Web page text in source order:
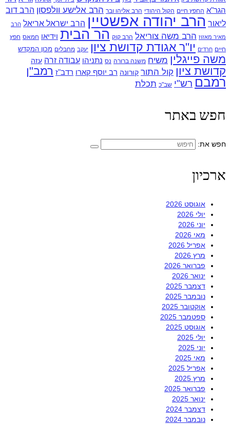
הגר"א החפץ חיים הקול היהודי הרב אליהו ובר הרב אלישע וולפסון הרב דוב
ליאור הרב יהודה אפשטיין הרב ישראל אריאל הרב
מאיר מאזוז הרב משה צוריאל הרב קוק הר הבית וידיאו חמאס חפץ
חיים חרדים יו"ר אגודת קדושת ציון יעקב מחבלים מכון המקדש
משה פייגלין משיח משנה ברורה נס נתניהו עבודה זרה עזה
קדושת ציון קול התור קורונה רב יוסף קארו רדב"ז רמב"ן
רמבם רש"י שב"כ תכלת
חפש באתר
חפש את:
ארכיון
אוגוסט 2026
יולי 2026
יוני 2026
מאי 2026
אפריל 2026
מרץ 2026
פברואר 2026
ינואר 2026
דצמבר 2025
נובמבר 2025
אוקטובר 2025
ספטמבר 2025
אוגוסט 2025
יולי 2025
יוני 2025
מאי 2025
אפריל 2025
מרץ 2025
פברואר 2025
ינואר 2025
דצמבר 2024
נובמבר 2024